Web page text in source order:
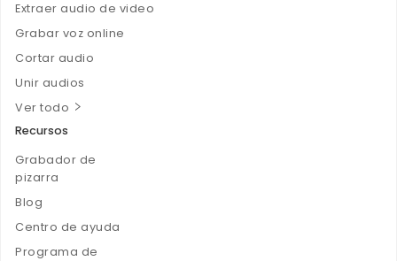
Extraer audio de video
Grabar voz online
Cortar audio
Unir audios
Ver todo
Recursos
Grabador de
pizarra
Blog
Centro de ayuda
Programa de